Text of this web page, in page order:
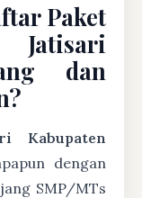
Paket
dan
Kabupaten
dengan
SMP/MTs